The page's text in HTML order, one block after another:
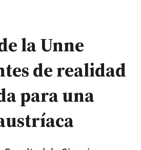
la Unne
de realidad
para una